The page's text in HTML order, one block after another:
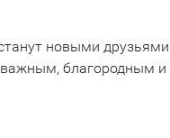
новыми друзьями
важным, благородным и